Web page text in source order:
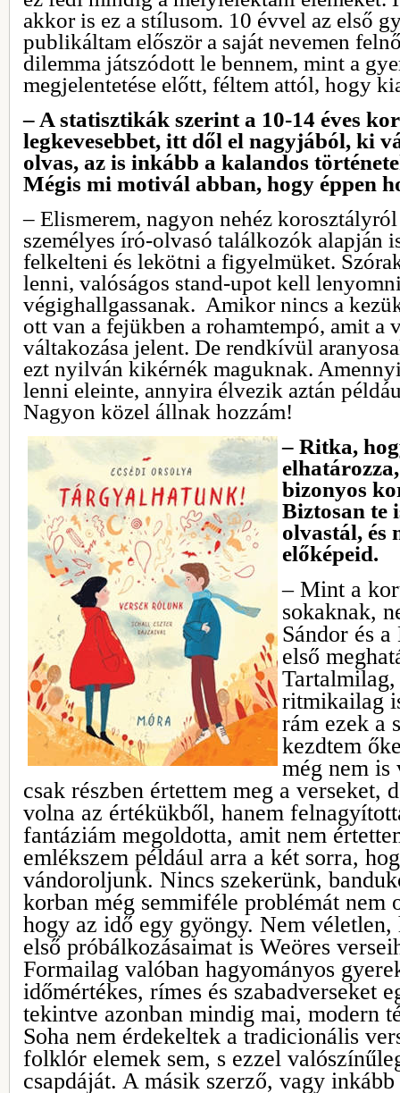
akkor is ez a stílusom. 10 évvel az első
publikáltam először a saját nevemen
dilemma játszódott le bennem, mint a
megjelentetése előtt, féltem attól, hogy
– A statisztikák szerint a 10-14 éves
legkevesebbet, itt dől el nagyjából, ki
olvas, az is inkább a kalandos
Mégis mi motivál abban, hogy éppen
– Elismerem, nagyon nehéz
személyes író-olvasó találkozók alapján
felkelteni és lekötni a figyelmüket.
lenni, valóságos stand-upot kell
végighallgassanak. Amikor nincs a
ott van a fejükben a rohamtempó, amit a
váltakozása jelent. De rendkívül
ezt nyilván kikérnék maguknak.
lenni eleinte, annyira élvezik aztán
Nagyon közel állnak hozzám!
– Ritka,
bizonyos
Biztosan te
olvastál, és
előképeid.
– Mint a
sokaknak,
Sándor és
első
ritmikailag
rám ezek a
kezdtem
még nem is
csak részben értettem meg a verseket,
volna az értékükből, hanem
fantáziám megoldotta, amit nem
emlékszem például arra a két sorra,
vándoroljunk. Nincs szekerünk,
korban még semmiféle problémát nem
hogy az idő egy gyöngy. Nem véletlen,
első próbálkozásaimat is Weöres
Formailag valóban hagyományos
időmértékes, rímes és szabadverseket
tekintve azonban mindig mai, modern
Soha nem érdekeltek a tradicionális
folklór elemek sem, s ezzel
csapdáját. A másik szerző, vagy